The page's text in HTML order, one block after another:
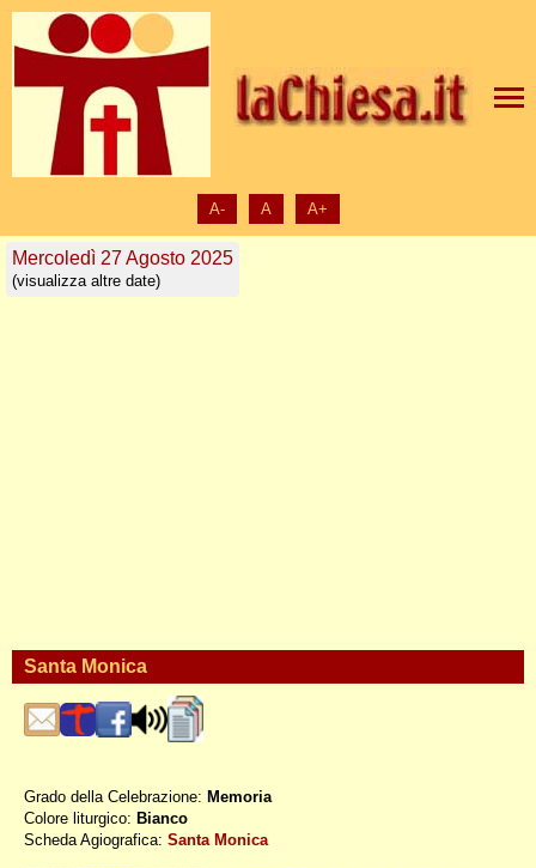
A- A A+
Mercoledì 27 Agosto 2025
(visualizza altre date)
Santa Monica
Grado della Celebrazione: Memoria
Colore liturgico: Bianco
Scheda Agiografica: Santa Monica